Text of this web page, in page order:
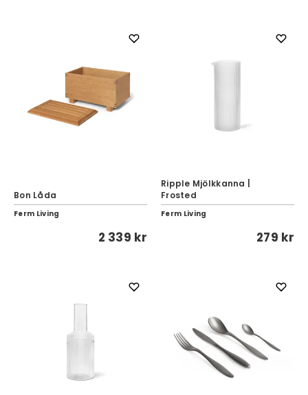
Bon Låda
Ferm Living
2 339 kr
Ripple Mjölkkanna |
Frosted
Ferm Living
279 kr